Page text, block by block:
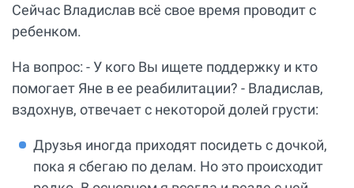
Сейчас Владислав всё свое время проводит с
ребенком.
На вопрос: - У кого Вы ищете поддержку и кто
помогает Яне в ее реабилитации? - Владислав,
вздохнув, отвечает с некоторой долей грусти:
Друзья иногда приходят посидеть с дочкой,
пока я сбегаю по делам. Но это происходит